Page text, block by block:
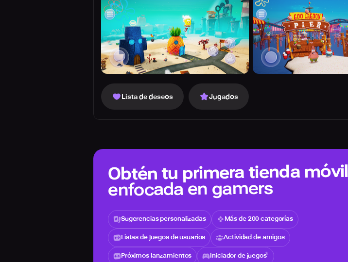
Lista de deseos Jugados
Obtén tu primera tienda móvil
enfocada en gamers
Sugerencias personalizadas Más de 200 categorías
Listas de juegos de usuarios Actividad de amigos
Próximos lanzamientos Iniciador de juegos